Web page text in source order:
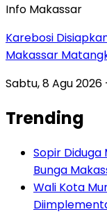
Info Makassar
Karebosi
Makassar
Sabtu, 8 Agu 2026
Trending
Sopir Diduga
Bunga
Wali Kota